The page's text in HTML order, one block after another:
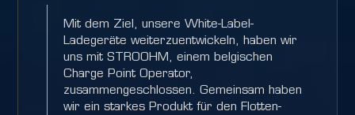
Mit dem Ziel, unsere White-Label-
Ladegeräte weiterzuentwickeln, haben wir
uns mit STROOHM, einem belgischen
Charge Point Operator,
zusammengeschlossen. Gemeinsam haben
wir ein starkes Produkt für den Flotten-